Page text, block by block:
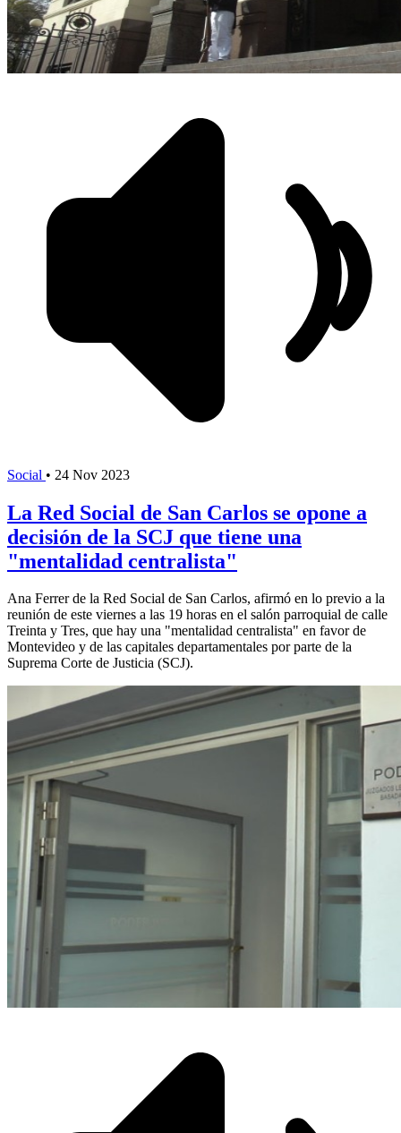
Social • 24 Nov 2023
La Red Social de San Carlos se opone a
decisión de la SCJ que tiene una
"mentalidad centralista"
Ana Ferrer de la Red Social de San Carlos, afirmó en lo previo a la
reunión de este viernes a las 19 horas en el salón parroquial de calle
Treinta y Tres, que hay una "mentalidad centralista" en favor de
Montevideo y de las capitales departamentales por parte de la
Suprema Corte de Justicia (SCJ).